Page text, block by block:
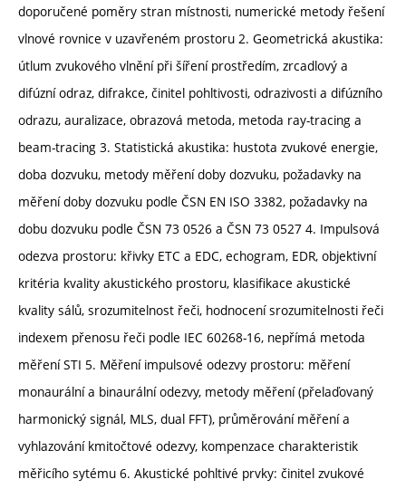
doporučené poměry stran místnosti, numerické metody řešení
vlnové rovnice v uzavřeném prostoru 2. Geometrická akustika:
útlum zvukového vlnění při šíření prostředím, zrcadlový a
difúzní odraz, difrakce, činitel pohltivosti, odrazivosti a difúzního
odrazu, auralizace, obrazová metoda, metoda ray-tracing a
beam-tracing 3. Statistická akustika: hustota zvukové energie,
doba dozvuku, metody měření doby dozvuku, požadavky na
měření doby dozvuku podle ČSN EN ISO 3382, požadavky na
dobu dozvuku podle ČSN 73 0526 a ČSN 73 0527 4. Impulsová
odezva prostoru: křivky ETC a EDC, echogram, EDR, objektivní
kritéria kvality akustického prostoru, klasifikace akustické
kvality sálů, srozumitelnost řeči, hodnocení srozumitelnosti řeči
indexem přenosu řeči podle IEC 60268-16, nepřímá metoda
měření STI 5. Měření impulsové odezvy prostoru: měření
monaurální a binaurální odezvy, metody měření (přelaďovaný
harmonický signál, MLS, dual FFT), průměrování měření a
vyhlazování kmitočtové odezvy, kompenzace charakteristik
měřicího sytému 6. Akustické pohltivé prvky: činitel zvukové